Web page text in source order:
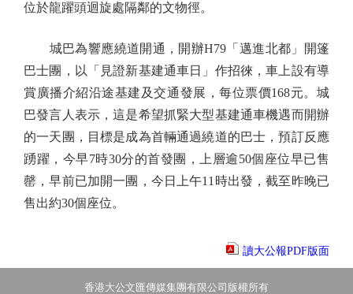
位於龍躍頭迴旋處隔鄰的文物徑。
城巴為響應繞道開通，開辦H79「邁進北都」開篷
巴士團，以「見證新基建通車日」作招徠，車上設有導
賞廣播介紹沿途基建及交通發展，每位票價168元。城
巴發言人表示，這是希望抓緊大型基建通車機遇而開辦
的一天團，目標是成為首輛通過繞道的巴士，預訂反應
踴躍，今早7時30分的首發團，上層逾50個座位早已售
罄，早前已加開一團，今日上午11時出發，截至昨晚已
售出約30個座位。
讀大公報PDF版面
香港大公文匯傳媒集團有限公司版權所有